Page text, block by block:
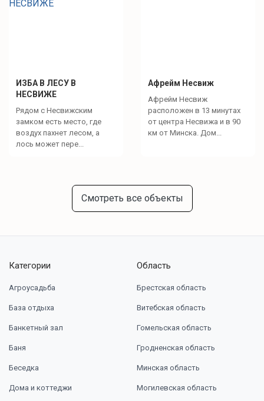
ИЗБА В ЛЕСУ В
НЕСВИЖЕ
Рядом с Несвижским
замком есть место, где
воздух пахнет лесом, а
лось может пере...
Афрейм Несвиж
Афрейм Несвиж
расположен в 13 минутах
от центра Несвижа и в 90
км от Минска. Дом...
Смотреть все объекты
Категории
Агроусадьба
База отдыха
Банкетный зал
Баня
Беседка
Дома и коттеджи
Область
Брестская область
Витебская область
Гомельская область
Гродненская область
Минская область
Могилевская область